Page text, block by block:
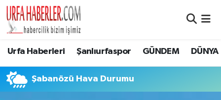
Urfa Haberleri Şanlıurfaspor GÜNDEM DÜNYA
Şabanözü Hava Durumu
Şanlıurfa Nöbetçi Eczaneler